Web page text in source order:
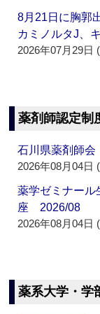
8月21日に胸郭
カミノルタJ、
2026年07月29日
薬剤師認定制
石川県薬剤師
2026年08月04日
薬学ゼミナー
座 2026/08
2026年08月04日
薬系大学・学